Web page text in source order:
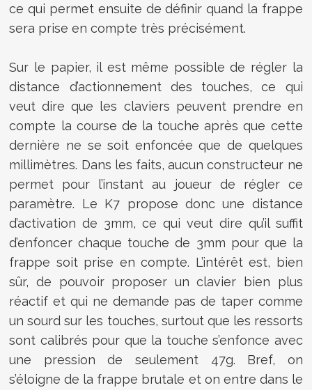
ce qui permet ensuite de définir quand la frappe
sera prise en compte très précisément.
Sur le papier, il est même possible de régler la
distance d’actionnement des touches, ce qui
veut dire que les claviers peuvent prendre en
compte la course de la touche après que cette
dernière ne se soit enfoncée que de quelques
millimètres. Dans les faits, aucun constructeur ne
permet pour l’instant au joueur de régler ce
paramètre. Le K7 propose donc une distance
d’activation de 3mm, ce qui veut dire qu’il suffit
d’enfoncer chaque touche de 3mm pour que la
frappe soit prise en compte. L’intérêt est, bien
sûr, de pouvoir proposer un clavier bien plus
réactif et qui ne demande pas de taper comme
un sourd sur les touches, surtout que les ressorts
sont calibrés pour que la touche s’enfonce avec
une pression de seulement 47g. Bref, on
s’éloigne de la frappe brutale et on entre dans le